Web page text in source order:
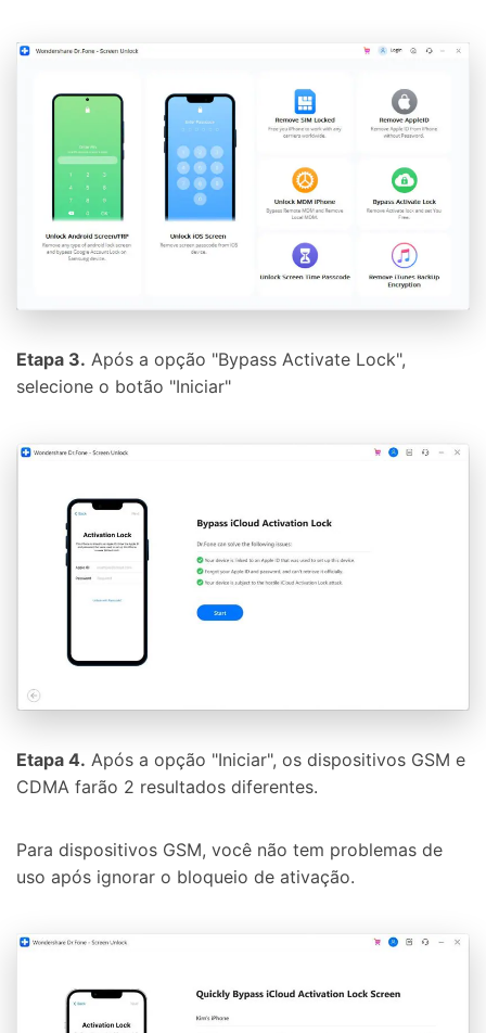
Etapa 3. Após a opção "Bypass Activate Lock",
selecione o botão "Iniciar"
Etapa 4. Após a opção "Iniciar", os dispositivos GSM e
CDMA farão 2 resultados diferentes.
Para dispositivos GSM, você não tem problemas de
uso após ignorar o bloqueio de ativação.